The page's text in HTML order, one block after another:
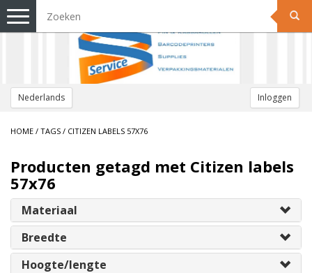
Nederlands Inloggen
Toggle
navigation
HOME / TAGS / CITIZEN LABELS 57X76
Producten getagd met Citizen labels
57x76
Materiaal
Breedte
Hoogte/lengte